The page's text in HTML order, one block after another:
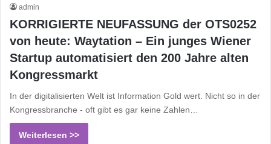
admin
KORRIGIERTE NEUFASSUNG der OTS0252
von heute: Waytation – Ein junges Wiener
Startup automatisiert den 200 Jahre alten
Kongressmarkt
In der digitalisierten Welt ist Information Gold wert. Nicht so in der
Kongressbranche - oft gibt es gar keine Zahlen…
Weiterlesen >>